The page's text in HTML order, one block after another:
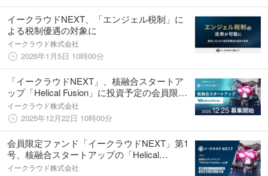
イークラウドNEXT、「エンジェル税制」に
よる税制優遇の対象に
イークラウド株式会社
2026年1月5日 10時00分
「イークラウドNEXT」、核融合スタートア
ップ「Helical Fusion」に投資予定の会員限定
ファンドを12月25日に募集開始
イークラウド株式会社
2025年12月22日 10時00分
会員限定ファンド「イークラウドNEXT」第1
号、核融合スタートアップの「Helical
Fusion」に出資
イークラウド株式会社